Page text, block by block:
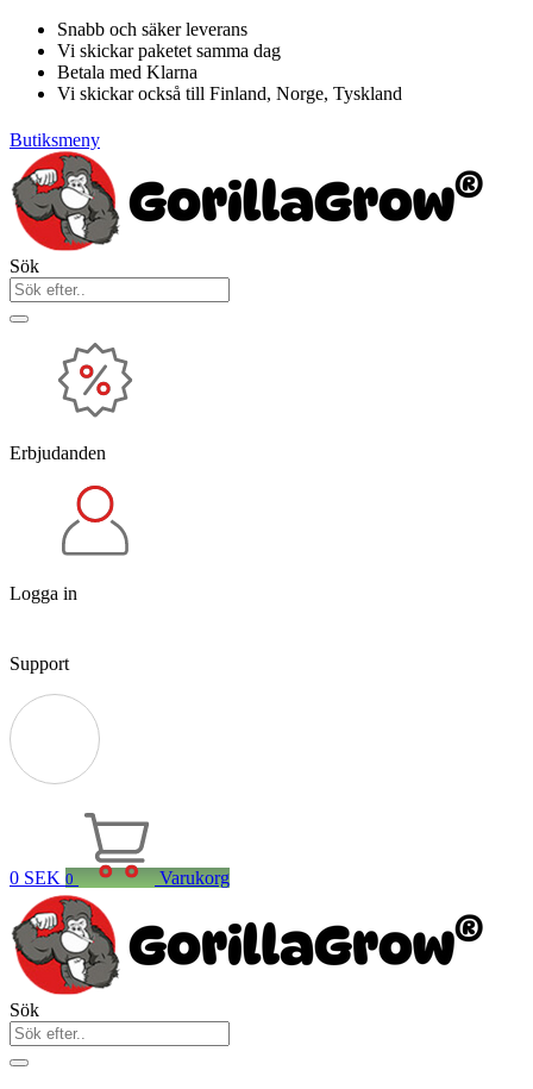
Hoppa
innehåll
Snabb och säker leverans
Vi skickar paketet samma dag
Betala med Klarna
Vi skickar också till Finland, Norge, Tyskland
Butiksmeny
Sök
Erbjudanden
Logga in
Support
0 SEK 0 Varukorg
Sök